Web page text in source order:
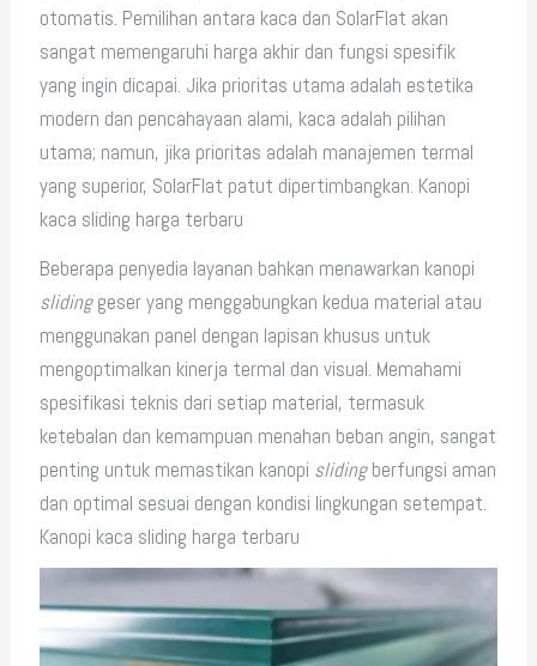
otomatis. Pemilihan antara kaca dan SolarFlat akan
sangat memengaruhi harga akhir dan fungsi spesifik
yang ingin dicapai. Jika prioritas utama adalah estetika
modern dan pencahayaan alami, kaca adalah pilihan
utama; namun, jika prioritas adalah manajemen termal
yang superior, SolarFlat patut dipertimbangkan. Kanopi
kaca sliding harga terbaru
Beberapa penyedia layanan bahkan menawarkan kanopi
slidinggeser yang menggabungkan kedua material atau
menggunakan panel dengan lapisan khusus untuk
mengoptimalkan kinerja termal dan visual. Memahami
spesifikasi teknis dari setiap material, termasuk
ketebalan dan kemampuan menahan beban angin, sangat
penting untuk memastikan kanopi slidingberfungsi aman
dan optimal sesuai dengan kondisi lingkungan setempat.
Kanopi kaca sliding harga terbaru